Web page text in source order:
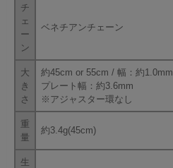
チ
ェ
ー
ン
ベネチアンチェーン
大
き
さ
約45cm or 55cm / 幅：約1.0mm
プレート幅：約3.6mm
※アジャスター環なし
重
量
約3.4g(45cm)
生